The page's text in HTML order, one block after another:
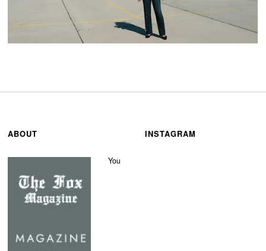
ABOUT
You
INSTAGRAM